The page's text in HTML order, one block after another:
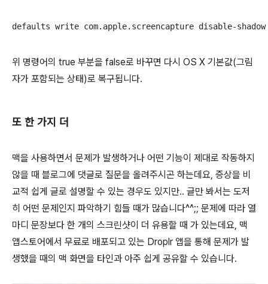
defaults write com.apple.screencapture disable-
위 명령어의 true 부분을 false로 바꾸면 다시 OS X 기본값(그림
자가 포함되는 상태)로 복구됩니다.
또 한 가지 더
맥을 사용하면서 문제가 발생하거나 어떤 기능이 제대로 작동하지
않을 때 블로그에 댓글로 질문을 올려주시곤 하는데요, 증상을 비
교적 쉽게 글로 설명할 수 있는 경우도 있지만.. 글만 봐서는 도저
히 어떤 문제인지 파악하기 힘들 때가 많습니다^^;; 문제에 따라 열
마디 문장보다 한 개의 스크린샷이 더 유용할 때 가 있는데요, 맥
앱스토어에서 무료로 배포되고 있는 Droplr 앱을 통해 문제가 발
생했을 때의 맥 화면을 타인과 아주 쉽게 공유할 수 있습니다.